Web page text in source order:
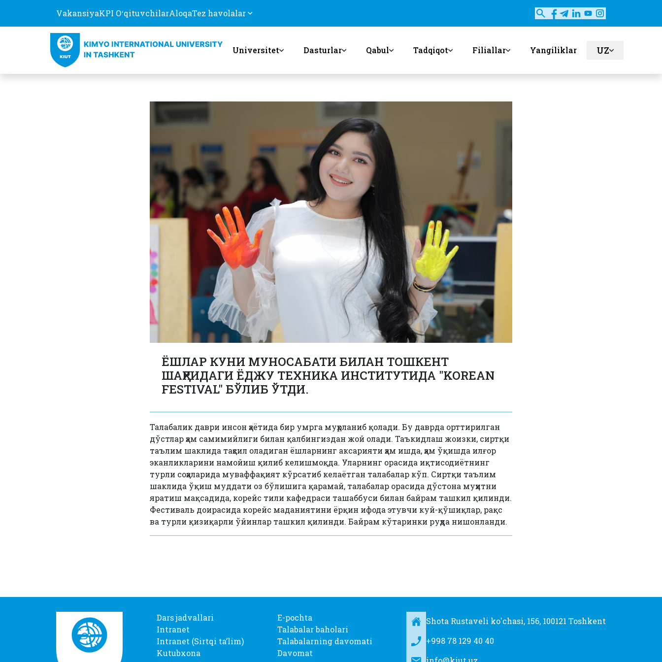
VakansiyaKPI OʻqituvchilarAloqaTez havolalar
Universitet Dasturlar Qabul Tadqiqot Filiallar Yangiliklar UZ
ЁШЛАР КУНИ МУНОСАБАТИ БИЛАН ТОШКЕНТ
ШАҲРИДАГИ ЁДЖУ ТЕХНИКА ИНСТИТУТИДА "KOREAN
FESTIVAL" БЎЛИБ ЎТДИ.
Талабалик даври инсон ҳаётида бир умрга муҳрланиб қолади. Бу даврда орттирилган
дўстлар ҳам самимийлиги билан қалбингиздан жой олади. Таъкидлаш жоизки, сиртқи
таълим шаклида таҳсил оладиган ёшларнинг аксарияти ҳам ишда, ҳам ўқишда илғор
эканликларини намойиш қилиб келишмоқда. Уларнинг орасида иқтисодиётнинг
турли соҳаларида муваффақият кўрсатиб келаётган талабалар кўп. Сиртқи таълим
шаклида ўқиш муддати оз бўлишига қарамай, талабалар орасида дўстона муҳитни
яратиш мақсадида, корейс тили кафедраси ташаббуси билан байрам ташкил қилинди.
Фестиваль доирасида корейс маданиятини ёрқин ифода этувчи куй-қўшиқлар, рақс
ва турли қизиқарли ўйинлар ташкил қилинди. Байрам кўтаринки руҳда нишонланди.
Dars jadvallari
Intranet
Intranet (Sirtqi taʼlim)
Kutubxona
E-pochta
Talabalar baholari
Talabalarning davomati
Davomat
Shota Rustaveli ko'chasi, 156, 100121 Toshkent
+998 78 129 40 40